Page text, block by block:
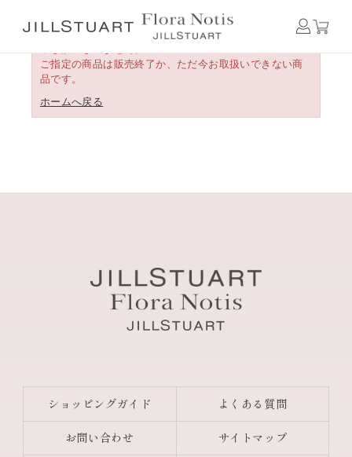
ご指定の商品は販売終了か、ただ今お取扱いできない商
品です。
ホームへ戻る
ショッピングガイド よくある質問
お問い合わせ サイトマップ